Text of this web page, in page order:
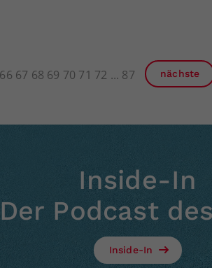
66 67 68 69 70 71 72 87 nächste
Inside-In
Der Podcast
Inside-In